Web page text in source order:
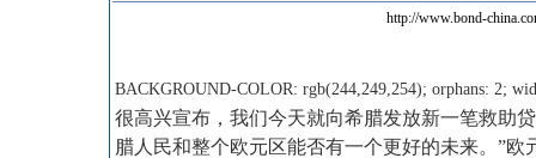
http://www.bond-
BACKGROUND-COLOR: rgb(244,249,254); orphans: 2;
很高兴宣布，我们今天就向希腊发放新一笔救助
腊人民和整个欧元区能否有一个更好的未来。”